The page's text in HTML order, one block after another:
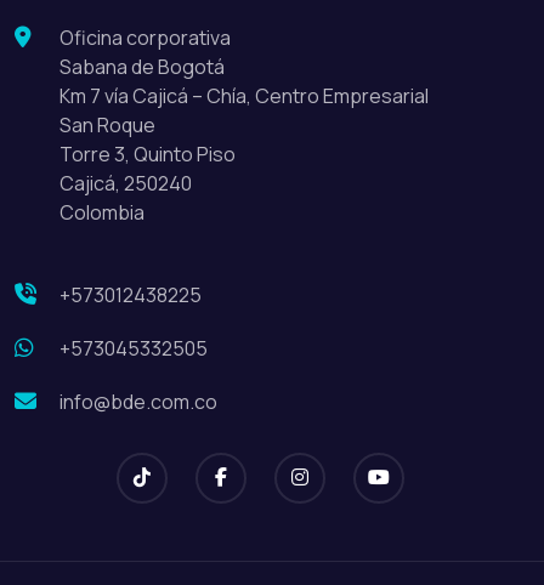
Oficina corporativa
Sabana de Bogotá
Km 7 vía Cajicá – Chía, Centro Empresarial
San Roque
Torre 3, Quinto Piso
Cajicá, 250240
Colombia
+573012438225
+573045332505
info@bde.com.co